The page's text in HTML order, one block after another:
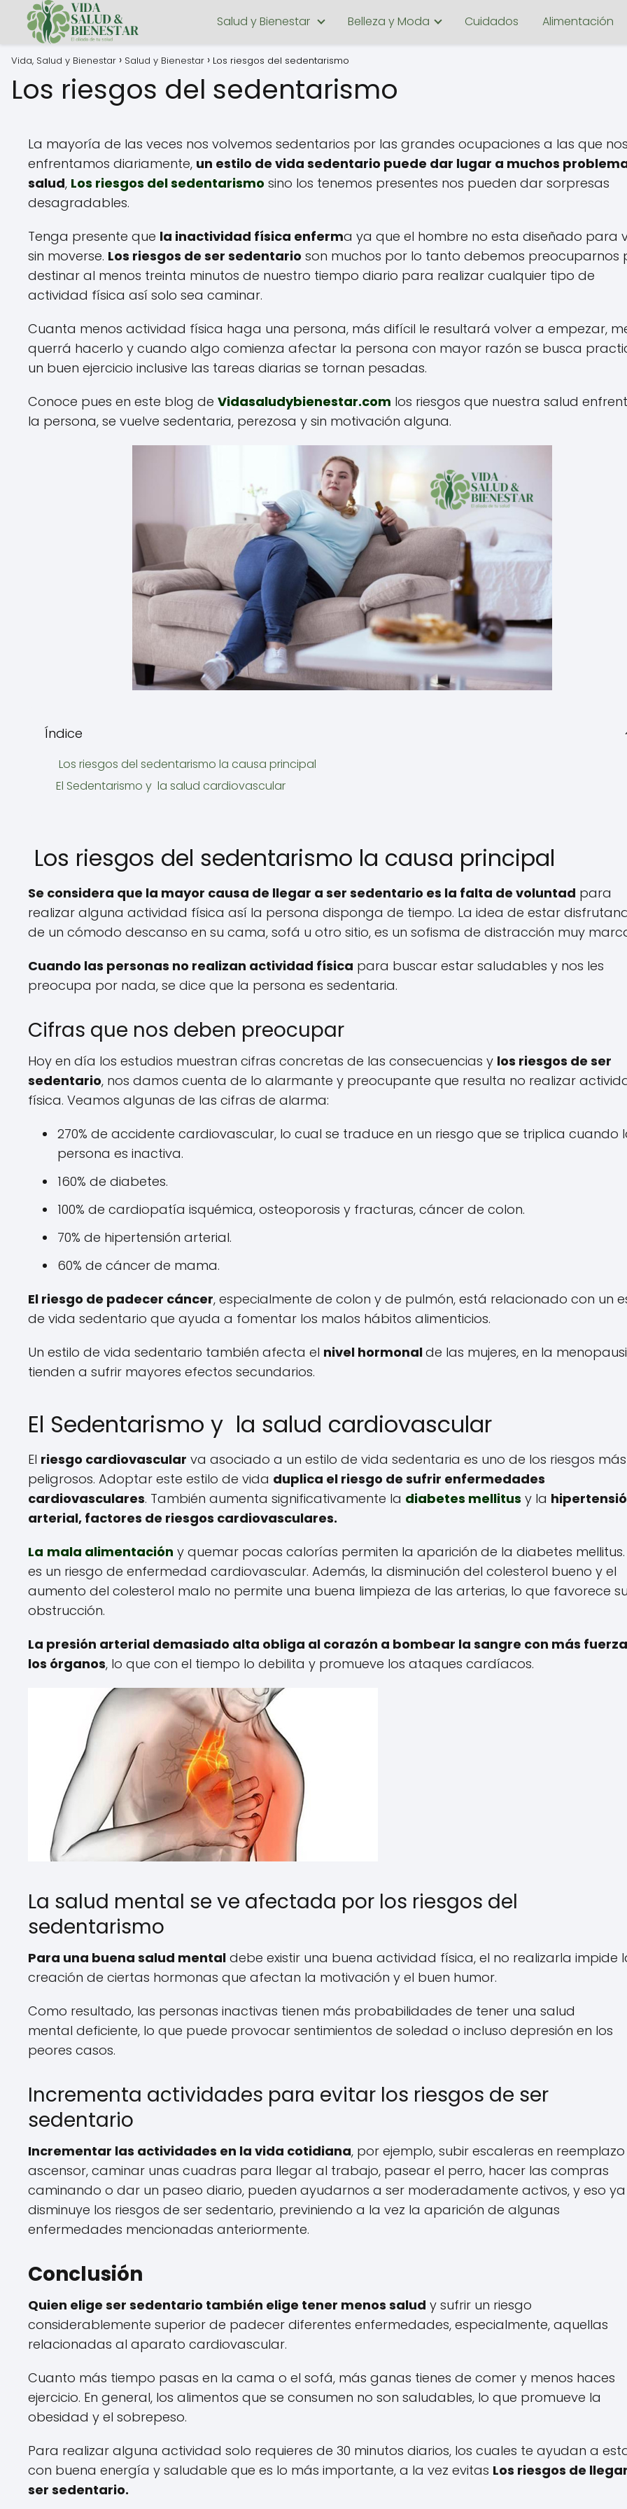
Salud y Bienestar Belleza y Moda Cuidados Alimentación
Vida, Salud y Bienestar Salud y Bienestar Los riesgos del sedentarismo
Los riesgos del sedentarismo
La mayoría de las veces nos volvemos sedentarios por las grandes ocupaciones a las que
enfrentamos diariamente, un estilo de vida sedentario puede dar lugar a muchos
salud, Los riesgos del sedentarismo sino los tenemos presentes nos pueden dar sorpresas
desagradables.
Tenga presente que la inactividad física enferma ya que el hombre no esta diseñado para
sin moverse. Los riesgos de ser sedentario son muchos por lo tanto debemos preocuparnos
destinar al menos treinta minutos de nuestro tiempo diario para realizar cualquier tipo de
actividad física así solo sea caminar.
Cuanta menos actividad física haga una persona, más difícil le resultará volver a empezar,
querrá hacerlo y cuando algo comienza afectar la persona con mayor razón se busca
un buen ejercicio inclusive las tareas diarias se tornan pesadas.
Conoce pues en este blog de Vidasaludybienestar.com los riesgos que nuestra salud
la persona, se vuelve sedentaria, perezosa y sin motivación alguna.
Índice
Los riesgos del sedentarismo la causa principal
El Sedentarismo y la salud cardiovascular
Los riesgos del sedentarismo la causa principal
Se considera que la mayor causa de llegar a ser sedentario es la falta de voluntad para
realizar alguna actividad física así la persona disponga de tiempo. La idea de estar
de un cómodo descanso en su cama, sofá u otro sitio, es un sofisma de distracción muy
Cuando las personas no realizan actividad física para buscar estar saludables y nos les
preocupa por nada, se dice que la persona es sedentaria.
Cifras que nos deben preocupar
Hoy en día los estudios muestran cifras concretas de las consecuencias y los riesgos de ser
sedentario, nos damos cuenta de lo alarmante y preocupante que resulta no realizar
física. Veamos algunas de las cifras de alarma:
270% de accidente cardiovascular, lo cual se traduce en un riesgo que se triplica cuando
persona es inactiva.
160% de diabetes.
100% de cardiopatía isquémica, osteoporosis y fracturas, cáncer de colon.
70% de hipertensión arterial.
60% de cáncer de mama.
El riesgo de padecer cáncer, especialmente de colon y de pulmón, está relacionado con un
de vida sedentario que ayuda a fomentar los malos hábitos alimenticios.
Un estilo de vida sedentario también afecta el nivel hormonalde las mujeres, en la
tienden a sufrir mayores efectos secundarios.
El Sedentarismo y la salud cardiovascular
El riesgo cardiovascular va asociado a un estilo de vida sedentaria es uno de los riesgos más
peligrosos. Adoptar este estilo de vida duplica el riesgo de sufrir enfermedades
cardiovasculares. También aumenta significativamente la diabetes mellitus y la
arterial, factores de riesgos cardiovasculares.
La mala alimentación y quemar pocas calorías permiten la aparición de la diabetes mellitus.
es un riesgo de enfermedad cardiovascular. Además, la disminución del colesterol bueno y el
aumento del colesterol malo no permite una buena limpieza de las arterias, lo que favorece
obstrucción.
La presión arterial demasiado alta obliga al corazón a bombear la sangre con más
los órganos, lo que con el tiempo lo debilita y promueve los ataques cardíacos.
La salud mental se ve afectada por los riesgos del
sedentarismo
Para una buena salud mental debe existir una buena actividad física, el no realizarla impide
creación de ciertas hormonas que afectan la motivación y el buen humor.
Como resultado, las personas inactivas tienen más probabilidades de tener una salud
mental deficiente, lo que puede provocar sentimientos de soledad o incluso depresión en los
peores casos.
Incrementa actividades para evitar los riesgos de ser
sedentario
Incrementar las actividades en la vida cotidiana, por ejemplo, subir escaleras en
ascensor, caminar unas cuadras para llegar al trabajo, pasear el perro, hacer las compras
caminando o dar un paseo diario, pueden ayudarnos a ser moderadamente activos, y eso ya
disminuye los riesgos de ser sedentario, previniendo a la vez la aparición de algunas
enfermedades mencionadas anteriormente.
Conclusión
Quien elige ser sedentario también elige tener menos salud y sufrir un riesgo
considerablemente superior de padecer diferentes enfermedades, especialmente, aquellas
relacionadas al aparato cardiovascular.
Cuanto más tiempo pasas en la cama o el sofá, más ganas tienes de comer y menos haces
ejercicio. En general, los alimentos que se consumen no son saludables, lo que promueve la
obesidad y el sobrepeso.
Para realizar alguna actividad solo requieres de 30 minutos diarios, los cuales te ayudan a
con buena energía y saludable que es lo más importante, a la vez evitas Los riesgos de
ser sedentario.